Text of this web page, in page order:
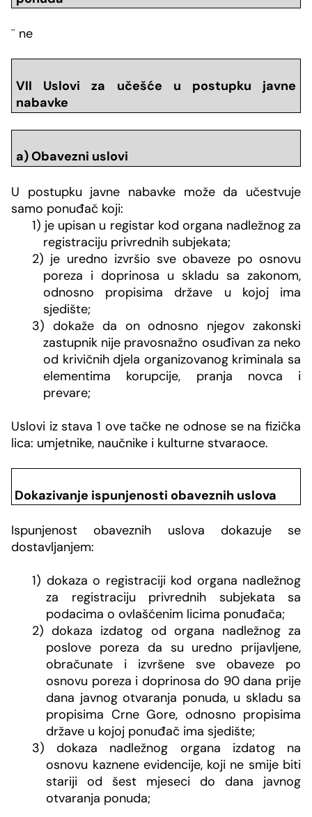
¨ ne
VII Uslovi za učešće u postupku javne
nabavke
a) Obavezni uslovi
U postupku javne nabavke može da učestvuje
samo ponuđač koji:
1) je upisan u registar kod organa nadležnog za
registraciju privrednih subjekata;
2) je uredno izvršio sve obaveze po osnovu
poreza i doprinosa u skladu sa zakonom,
odnosno propisima države u kojoj ima
sjedište;
3) dokaže da on odnosno njegov zakonski
zastupnik nije pravosnažno osuđivan za neko
od krivičnih djela organizovanog kriminala sa
elementima korupcije, pranja novca i
prevare;
Uslovi iz stava 1 ove tačke ne odnose se na fizička
lica: umjetnike, naučnike i kulturne stvaraoce.
Dokazivanje ispunjenosti obaveznih uslova
Ispunjenost obaveznih uslova dokazuje se
dostavljanjem:
1) dokaza o registraciji kod organa nadležnog
za registraciju privrednih subjekata sa
podacima o ovlašćenim licima ponuđača;
2) dokaza izdatog od organa nadležnog za
poslove poreza da su uredno prijavljene,
obračunate i izvršene sve obaveze po
osnovu poreza i doprinosa do 90 dana prije
dana javnog otvaranja ponuda, u skladu sa
propisima Crne Gore, odnosno propisima
države u kojoj ponuđač ima sjedište;
3) dokaza nadležnog organa izdatog na
osnovu kaznene evidencije, koji ne smije biti
stariji od šest mjeseci do dana javnog
otvaranja ponuda;